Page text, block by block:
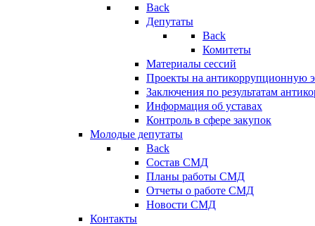
Back
Депутаты
Back
Комитеты
Материалы сессий
Проекты на антикоррупционную
Заключения по результатам
Информация об уставах
Контроль в сфере закупок
Молодые депутаты
Back
Состав СМД
Планы работы СМД
Отчеты о работе СМД
Новости СМД
Контакты